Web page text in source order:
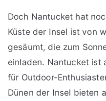
Doch Nantucket hat
Küste der Insel ist von
gesäumt, die zum
einladen. Nantucket ist
für Outdoor-
Dünen der Insel bieten